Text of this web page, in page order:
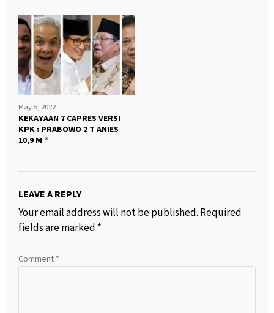
May 5, 2022
KEKAYAAN 7 CAPRES VERSI
KPK : PRABOWO 2 T ANIES
10,9 M “
LEAVE A REPLY
Your email address will not be published. Required
fields are marked *
Comment *